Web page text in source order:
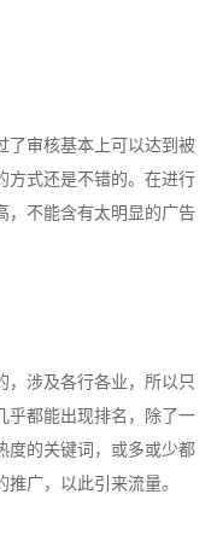
审核基本上可以达到被
方式还是不错的。在进行
，不能含有太明显的广告
涉及各行各业，所以只
乎都能出现排名，除了一
度的关键词，或多或少都
广，以此引来流量。